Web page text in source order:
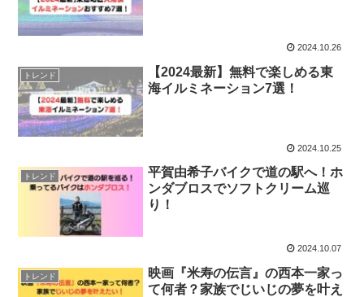
2024.10.26
トレンド
【2024最新】無料で楽しめる東
海イルミネーション7選！
2024.10.25
トレンド
平賀由希子バイクで道の駅へ！ホ
ンダブロスでソフトクリーム巡
り！
2024.10.07
トレンド
映画『米寿の伝言』の西本一家っ
て何者？家族でじいじの夢を叶え